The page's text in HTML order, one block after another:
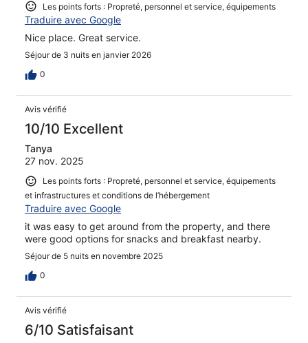
Les points forts : Propreté, personnel et service, équipements
Traduire avec Google
Nice place. Great service.
Séjour de 3 nuits en janvier 2026
0
Avis vérifié
10/10 Excellent
Tanya
27 nov. 2025
Les points forts : Propreté, personnel et service, équipements
et infrastructures et conditions de l’hébergement
Traduire avec Google
it was easy to get around from the property, and there
were good options for snacks and breakfast nearby.
Séjour de 5 nuits en novembre 2025
0
Avis vérifié
6/10 Satisfaisant